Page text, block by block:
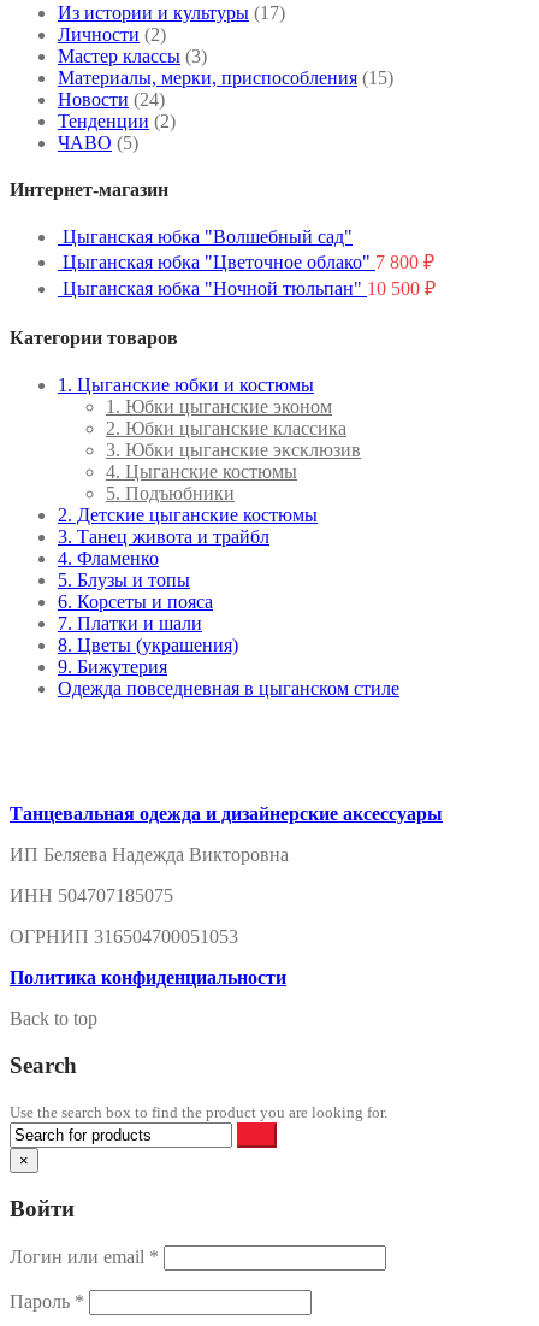
Из истории и культуры (17)
Личности (2)
Мастер классы (3)
Материалы, мерки, приспособления (15)
Новости (24)
Тенденции (2)
ЧАВО (5)
Интернет-магазин
Цыганская юбка "Волшебный сад"
Цыганская юбка "Цветочное облако" 7 800 ₽
Цыганская юбка "Ночной тюльпан" 10 500 ₽
Категории товаров
1. Цыганские юбки и костюмы
1. Юбки цыганские эконом
2. Юбки цыганские классика
3. Юбки цыганские эксклюзив
4. Цыганские костюмы
5. Подъюбники
2. Детские цыганские костюмы
3. Танец живота и трайбл
4. Фламенко
5. Блузы и топы
6. Корсеты и пояса
7. Платки и шали
8. Цветы (украшения)
9. Бижутерия
Одежда повседневная в цыганском стиле
Танцевальная одежда и дизайнерские аксессуары
ИП Беляева Надежда Викторовна
ИНН 504707185075
ОГРНИП 316504700051053
Политика конфиденциальности
Back to top
Search
Use the search box to find the product you are looking for.
×
Войти
Логин или email *
Пароль *